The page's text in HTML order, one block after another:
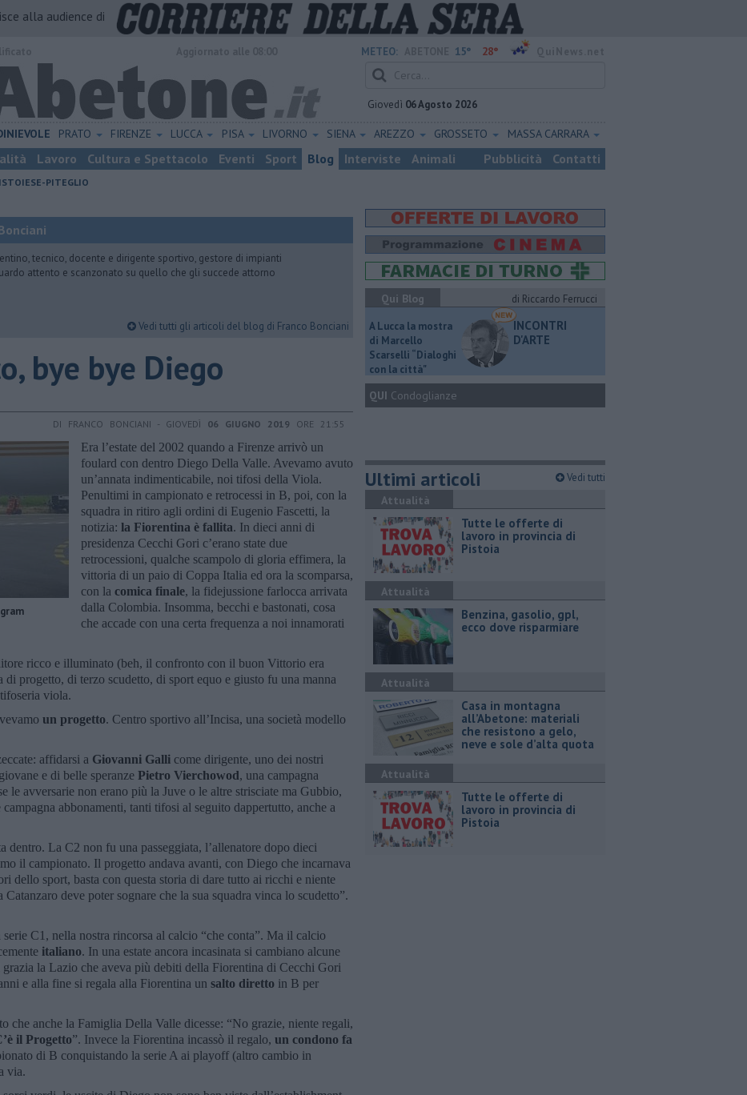
alla audience di
METEO: 15° 28°
Giovedì 06 Agosto 2026
PRATO FIRENZE LUCCA PISA LIVORNO SIENA AREZZO GROSSETO MASSA CARRARA
Lavoro Cultura e Spettacolo Eventi Sport Blog Interviste Animali Pubblicità Contatti
PITEGLIO
tecnico, docente e dirigente sportivo, gestore di impianti
attento e scanzonato su quello che gli succede attorno
Vedi tutti gli articoli del blog di Franco Bonciani
bye bye Diego
DI FRANCO BONCIANI - GIOVEDÌ 06 GIUGNO 2019 ORE 21:55
Era l’estate del 2002 quando a Firenze arrivò un
foulard con dentro Diego Della Valle. Avevamo avuto
un’annata indimenticabile, noi tifosi della Viola.
Penultimi in campionato e retrocessi in B, poi, con la
squadra in ritiro agli ordini di Eugenio Fascetti, la
notizia: la Fiorentina è fallita. In dieci anni di
presidenza Cecchi Gori c’erano state due
retrocessioni, qualche scampolo di gloria effimera, la
vittoria di un paio di Coppa Italia ed ora la scomparsa,
con la comica finale, la fidejussione farlocca arrivata
dalla Colombia. Insomma, becchi e bastonati, cosa
che accade con una certa frequenza a noi innamorati
ricco e illuminato (beh, il confronto con il buon Vittorio era
di progetto, di terzo scudetto, di sport equo e giusto fu una manna
viola.
un progetto. Centro sportivo all’Incisa, una società modello
affidarsi a Giovanni Galli come dirigente, uno dei nostri
e di belle speranze Pietro Vierchowod, una campagna
le avversarie non erano più la Juve o le altre strisciate ma Gubbio,
abbonamenti, tanti tifosi al seguito dappertutto, anche a
dentro. La C2 non fu una passeggiata, l’allenatore dopo dieci
il campionato. Il progetto andava avanti, con Diego che incarnava
dello sport, basta con questa storia di dare tutto ai ricchi e niente
deve poter sognare che la sua squadra vinca lo scudetto”.
C1, nella nostra rincorsa al calcio “che conta”. Ma il calcio
italiano. In una estate ancora incasinata si cambiano alcune
la Lazio che aveva più debiti della Fiorentina di Cecchi Gori
e alla fine si regala alla Fiorentina un salto diretto in B per
che anche la Famiglia Della Valle dicesse: “No grazie, niente regali,
il Progetto”. Invece la Fiorentina incassò il regalo, un condono fa
di B conquistando la serie A ai playoff (altro cambio in
via.
Qui Blog
di Riccardo Ferrucci
A Lucca la mostra
di Marcello
Scarselli “Dialoghi
con la città"
INCONTRI
D'ARTE
QUI Condoglianze
Ultimi articoli Vedi tutti
Attualità
​Tutte le offerte di
lavoro in provincia di
Pistoia
Attualità
​Benzina, gasolio, gpl,
ecco dove risparmiare
Attualità
Casa in montagna
all’Abetone: materiali
che resistono a gelo,
neve e sole d’alta quota
Attualità
​Tutte le offerte di
lavoro in provincia di
Pistoia